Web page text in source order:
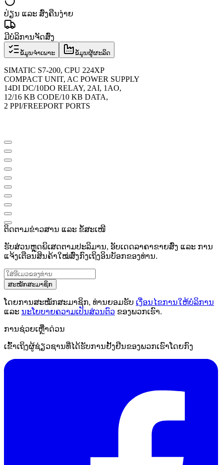
ປ່ຽນ ແລະ ສົ່ງຄືນງ່າຍ
ມີບໍລິການຈັດສົ່ງ
ຂໍ້ມູນຈຳເພາະ ຂໍ້ມູນຜູ້ຜະລິດ
SIMATIC S7-200, CPU 224XP
COMPACT UNIT, AC POWER SUPPLY
14DI DC/10DO RELAY, 2AI, 1AO,
12/16 KB CODE/10 KB DATA,
2 PPI/FREEPORT PORTS
ຕິດຕາມຂ່າວສານ ແລະ ຂໍ້ສະເໜີ
ຮັບສ່ວນຫຼຸດພິເສດຕາມປະລິມານ, ອັບເດດລາຄາຂາຍສົ່ງ ແລະ ການ
ແຈ້ງເຕືອນສິນຄ້າໃໝ່ສົ່ງກົງເຖິງອິນບັອກຂອງທ່ານ.
ສະໝັກສະມາຊິກ
ໂດຍການສະໝັກສະມາຊິກ, ທ່ານຍອມຮັບ ເງື່ອນໄຂການໃຫ້ບໍລິການ
ແລະ ນະໂຍບາຍຄວາມເປັນສ່ວນຕົວ ຂອງພວກເຮົາ.
ການຊ່ວຍເຫຼືໍາດ່ວນ
ເຂົ້າເຖິງຜູ້ຊ່ຽວຊານທີ່ໄດ້ຮັບການຢັ້ງຢືນຂອງພວກເຮົາໂດຍກົງ